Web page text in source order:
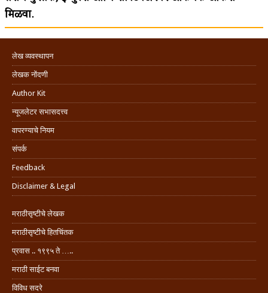
मिळवा.
लेख व्यवस्थापन
लेखक नोंदणी
Author Kit
न्यूजलेटर सभासदत्त्व
वापरण्याचे नियम
संपर्क
Feedback
Disclaimer & Legal
मराठीसृष्टीचे लेखक
मराठीसृष्टीचे हितचिंतक
प्रवास .. १९९५ ते …..
मराठी साईट बनवा
विविध सदरे